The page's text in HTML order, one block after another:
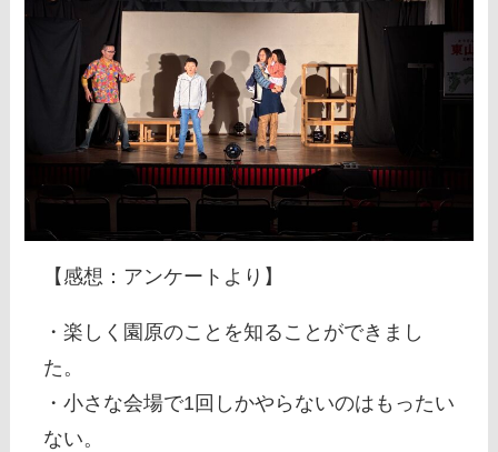
【感想：アンケートより】
・楽しく園原のことを知ることができまし
た。
・小さな会場で1回しかやらないのはもったい
ない。